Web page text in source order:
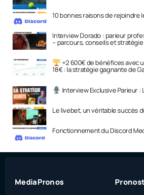
10 bonnes raisons de rejoindre
Interview Dorado : parieur
– parcours, conseils et stratégie
+2 600€ de bénéfices avec
18€ : la stratégie gagnante de
Interview Exclusive Parieur :
Le livebet, un véritable succès
Fonctionnement du Discord
MediaPronos